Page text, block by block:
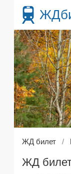
ЖД билет
ЖД